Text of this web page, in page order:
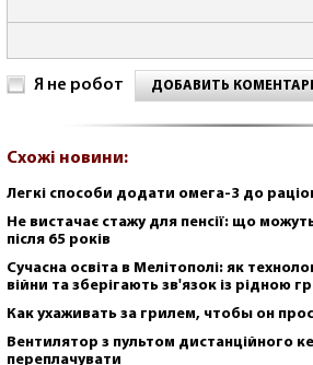
Я не робот ДОБАВИТЬ
Схожі новини:
Легкі способи додати омега-3 до
Не вистачає стажу для пенсії: що
після 65 років
Сучасна освіта в Мелітополі: як
війни та зберігають зв'язок із рідною
Как ухаживать за грилем, чтобы он
Вентилятор з пультом дистанційного
переплачувати